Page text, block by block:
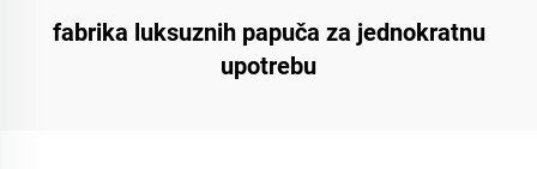
fabrika luksuznih papuča za jednokratnu
upotrebu